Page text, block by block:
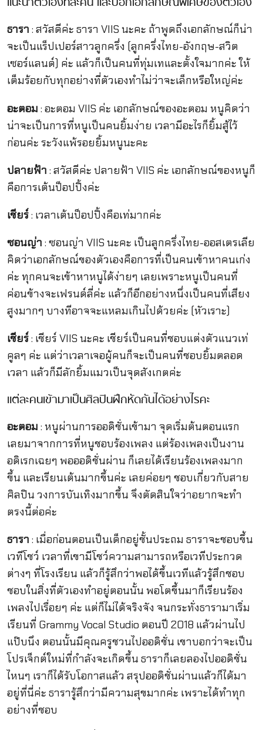
ธารา : สวัสดีค่ะ ธารา VIIS นะคะ ถ้าพูดถึงเอกลักษณ์ก็น่า
จะเป็นแร็ปเปอร์สาวลูกครึ่ง (ลูกครึ่งไทย-อังกฤษ-สวิต
เซอร์แลนด์) ค่ะ แล้วก็เป็นคนที่ทุ่มเทและตั้งใจมากค่ะ ให้
เต็มร้อยกับทุกอย่างที่ตัวเองทำไม่ว่าจะเล็กหรือใหญ่ค่ะ
อะตอม : อะตอม VIIS ค่ะ เอกลักษณ์ของอะตอม หนูคิดว่า
น่าจะเป็นการที่หนูเป็นคนยิ้มง่าย เวลามีอะไรก็ยิ้มสู้ไว้
ก่อนค่ะ ระวังแพ้รอยยิ้มหนูนะคะ
ปลายฟ้า : สวัสดีค่ะ ปลายฟ้า VIIS ค่ะ เอกลักษณ์ของหนูก็
คือการเต้นป็อปปิ้งค่ะ
เชียร์: เวลาเต้นป็อปปิ้งคือเท่มากค่ะ
ซอนญ่า : ซอนญ่า VIIS นะคะ เป็นลูกครึ่งไทย-ออสเตรเลีย
คิดว่าเอกลักษณ์ของตัวเองคือการที่เป็นคนเข้าหาคนเก่ง
ค่ะ ทุกคนจะเข้าหาหนูได้ง่ายๆ เลยเพราะหนูเป็นคนที่
ค่อนข้างจะเฟรนด์ลี่ค่ะ แล้วก็อีกอย่างหนึ่งเป็นคนที่เสียง
สูงมากๆ บางทีอาจจะแหลมเกินไปด้วยค่ะ (หัวเราะ)
เชียร์: เชียร์ VIIS นะคะ เชียร์เป็นคนที่ชอบแต่งตัวแนวเท่
คูลๆ ค่ะ แต่ว่าเวลาเจอผู้คนก็จะเป็นคนที่ชอบยิ้มตลอด
เวลา แล้วก็มีลักยิ้มแมวเป็นจุดสังเกตค่ะ
แต่ละคนเข้ามาเป็นศิลปินฝึกหัดกันได้อย่างไรคะ
อะตอม : หนูผ่านการออดิชั่นเข้ามา จุดเริ่มต้นตอนแรก
เลยมาจากการที่หนูชอบร้องเพลง แต่ร้องเพลงเป็นงาน
อดิเรกเฉยๆ พอออดิชั่นผ่าน ก็เลยได้เรียนร้องเพลงมาก
ขึ้น และเรียนเต้นมากขึ้นค่ะ เลยค่อยๆ ชอบเกี่ยวกับสาย
ศิลปิน วงการบันเทิงมากขึ้น จึงตัดสินใจว่าอยากจะทำ
ตรงนี้ต่อค่ะ
ธารา : เมื่อก่อนตอนเป็นเด็กอยู่ชั้นประถม ธาราจะชอบขึ้น
เวทีโชว์ เวลาที่เขามีโชว์ความสามารถหรือเวทีประกวด
ต่างๆ ที่โรงเรียน แล้วก็รู้สึกว่าพอได้ขึ้นเวทีแล้วรู้สึกชอบ
ชอบในสิ่งที่ตัวเองทำอยู่ตอนนั้น พอโตขึ้นมาก็เรียนร้อง
เพลงไปเรื่อยๆ ค่ะ แต่ก็ไม่ได้จริงจัง จนกระทั่งธารามาเริ่ม
เรียนที่ Grammy Vocal Studio ตอนปี 2018 แล้วผ่านไป
แป๊บนึง ตอนนั้นมีคุณครูชวนไปออดิชั่น เขาบอกว่าจะเป็น
โปรเจ็กต์ใหม่ที่กำลังจะเกิดขึ้น ธาราก็เลยลองไปออดิชั่น
ไหนๆ เราก็ได้รับโอกาสแล้ว สรุปออดิชั่นผ่านแล้วก็ได้มา
อยู่ที่นี่ค่ะ ธารารู้สึกว่ามีความสุขมากค่ะ เพราะได้ทำทุก
อย่างที่ชอบ